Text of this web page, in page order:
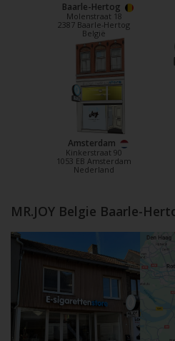
Baarle-Hertog
Molenstraat 18
2387 Baarle-Hertog
België
Amsterdam
Kinkerstraat 90
1053 EB Amsterdam
Nederland
MR.JOY Belgie Baarle-